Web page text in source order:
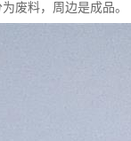
废料，周边是成品。